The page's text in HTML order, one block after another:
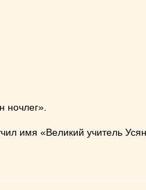
имя «Великий учитель